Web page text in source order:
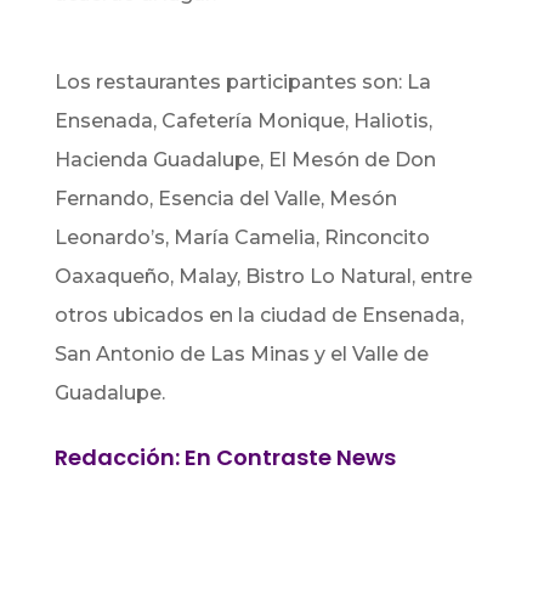
Los restaurantes participantes son: La
Ensenada, Cafetería Monique, Haliotis,
Hacienda Guadalupe, El Mesón de Don
Fernando, Esencia del Valle, Mesón
Leonardo’s, María Camelia, Rinconcito
Oaxaqueño, Malay, Bistro Lo Natural, entre
otros ubicados en la ciudad de Ensenada,
San Antonio de Las Minas y el Valle de
Guadalupe.
Redacción: En Contraste News